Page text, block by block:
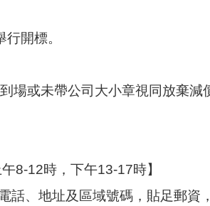
開標。
場或未帶公司大小章視同放棄減
8-12時，下午13-17時】
、地址及區域號碼，貼足郵資